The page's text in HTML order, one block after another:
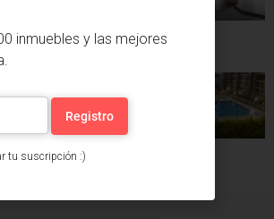
inmuebles y las mejores
tu suscripción :)